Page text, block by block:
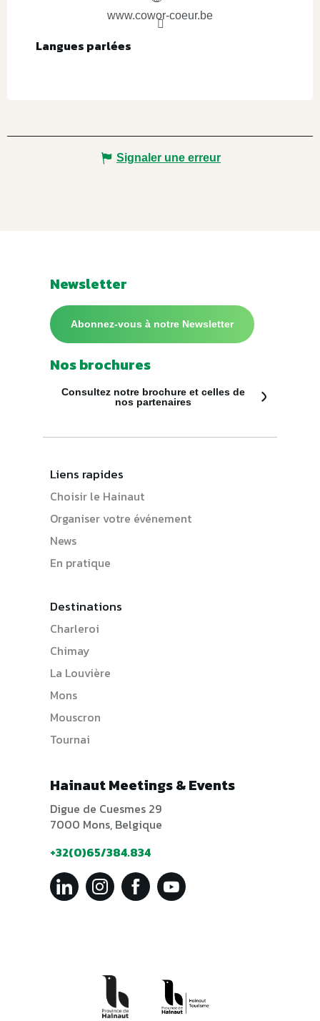
www.cowor-coeur.be
Langues parlées
Langues parlées
Signaler une erreur
Newsletter
Abonnez-vous à notre Newsletter
Nos brochures
Consultez notre brochure et celles de
nos partenaires
Liens rapides
Choisir le Hainaut
Organiser votre événement
News
En pratique
Destinations
Charleroi
Chimay
La Louvière
Mons
Mouscron
Tournai
Hainaut Meetings & Events
Digue de Cuesmes 29
7000 Mons, Belgique
+32(0)65/384.834